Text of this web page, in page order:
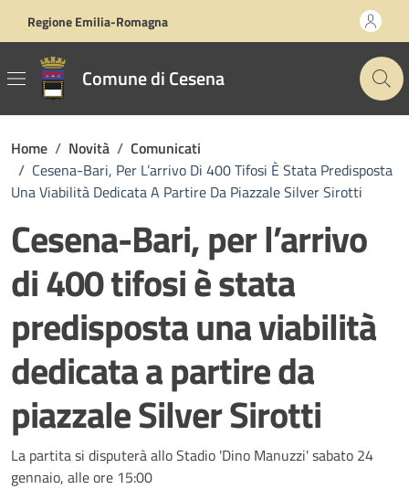
Regione Emilia-Romagna
Comune di Cesena
Home / Novità / Comunicati
/ Cesena-Bari, Per L’arrivo Di 400 Tifosi È Stata Predisposta
Una Viabilità Dedicata A Partire Da Piazzale Silver Sirotti
Cesena-Bari, per l’arrivo
di 400 tifosi è stata
predisposta una viabilità
dedicata a partire da
piazzale Silver Sirotti
Dettagli della notizia
La partita si disputerà allo Stadio 'Dino Manuzzi' sabato 24
gennaio, alle ore 15:00